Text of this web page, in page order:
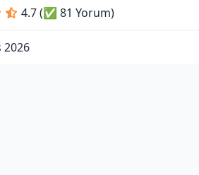
4.7 (✅ 81 Yorum)
2026